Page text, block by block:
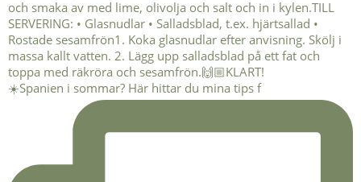
☀️Spanien i sommar? Här hittar du mina tips f